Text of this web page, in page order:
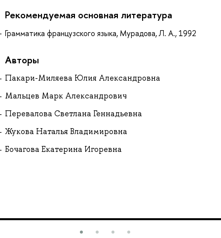
Рекомендуемая основная литература
Грамматика французского языка, Мурадова, Л. А., 1992
Авторы
Пакари-Миляева Юлия Александровна
Мальцев Марк Александрович
Перевалова Светлана Геннадьевна
Жукова Наталья Владимировна
Бочагова Екатерина Игоревна